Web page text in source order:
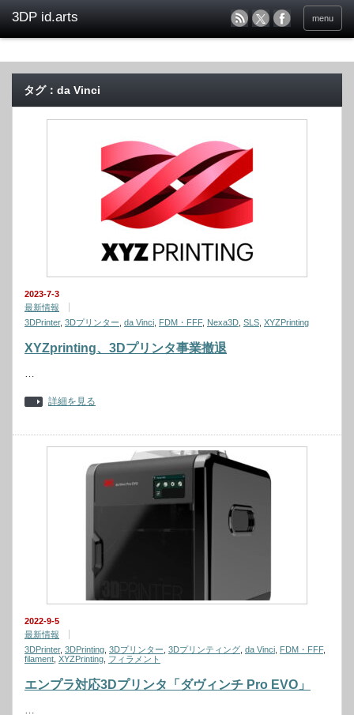
menu
タグ：da Vinci
2023-7-3
最新情報
3DPrinter, 3Dプリンター da Vinci FDM・FFF, Nexa3D SLS XYZPrinting
XYZprinting、3Dプリンタ事業撤退
…
詳細を見る
2022-9-5
最新情報
3DPrinter, 3DPrinting 3Dプリンター 3Dプリンティング da Vinci FDM・FFF,
filament XYZPrinting フィラメント
エンプラ対応3Dプリンタ「ダヴィンチ Pro EVO」
…